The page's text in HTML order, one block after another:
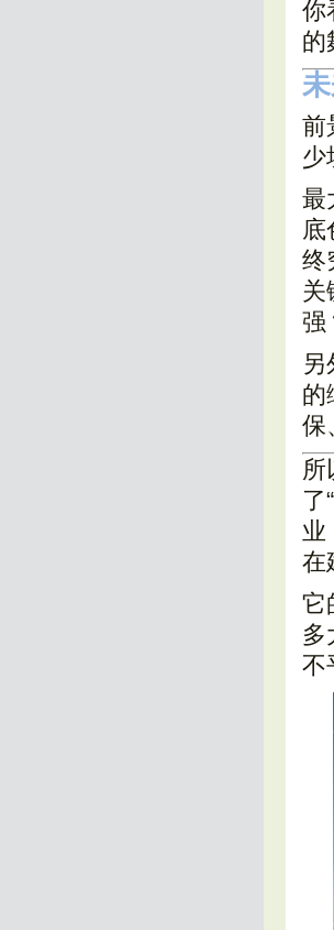
你
的
前
少
最
底
终
关
强
的
保
所
了
业
在
它
多
不